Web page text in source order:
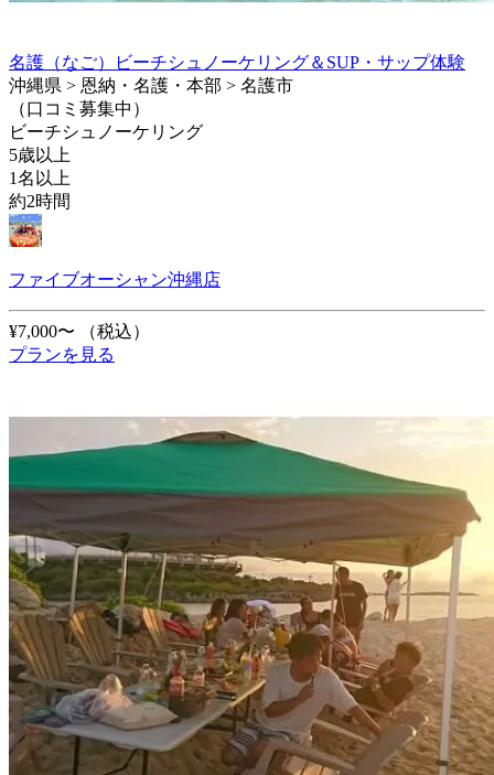
名護（なご）ビーチシュノーケリング＆SUP・サップ体験
沖縄県 > 恩納・名護・本部 > 名護市
（口コミ募集中）
ビーチシュノーケリング
5歳以上
1名以上
約2時間
ファイブオーシャン沖縄店
¥7,000〜
（税込）
プランを見る